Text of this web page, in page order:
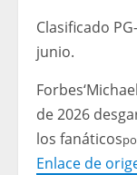
Clasificado
junio.
Forbes
de 2026
los fanáticos
Enlace de